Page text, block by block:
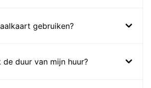
gebruiken?
de duur van mijn huur?